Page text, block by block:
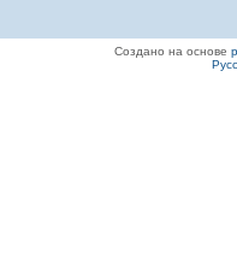
Создано на основе